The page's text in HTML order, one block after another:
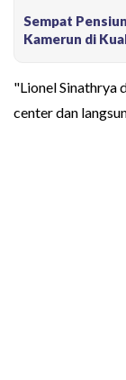
Sempat
Kamerun di
"Lionel Sinathrya
center dan